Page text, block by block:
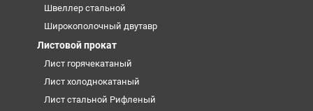
Швеллер стальной
Широкополочный двутавр
Листовой прокат
Лист горячекатаный
Лист холоднокатаный
Лист стальной Рифленый